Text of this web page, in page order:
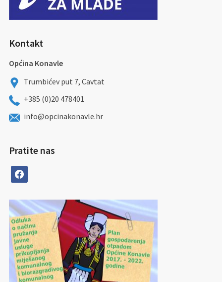
Kontakt
Općina Konavle
Trumbićev put 7, Cavtat
+385 (0)20 478401
info@opcinakonavle.hr
Pratite nas
facebook